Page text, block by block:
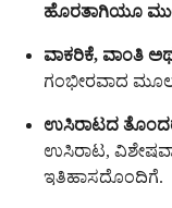
ಹೊರತಾಗಿಯೂ
ವಾಕರಿಕೆ, ವಾಂತಿ
ಗಂಭೀರವಾದ
ಉಸಿರಾಟದ
ಉಸಿರಾಟ,
ಇತಿಹಾಸದೊಂದಿಗೆ.